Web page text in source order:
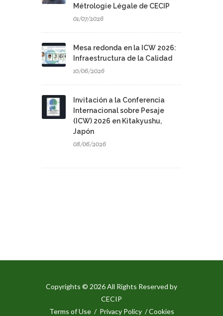
Métrologie Légale de CECIP
01/07/2026
Mesa redonda en la ICW 2026:
Infraestructura de la Calidad
10/06/2026
Invitación a la Conferencia
Internacional sobre Pesaje
(ICW) 2026 en Kitakyushu,
Japón
08/06/2026
Copyrights © 2026 All Rights Reserved by
CECIP
Terms of Use / Privacy Policy / Cookies